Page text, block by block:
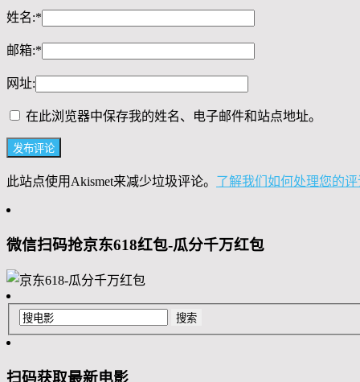
姓名:*
邮箱:*
网址:
在此浏览器中保存我的姓名、电子邮件和站点地址。
此站点使用Akismet来减少垃圾评论。 了解我们如何处理您的
微信扫码抢京东618红包-瓜分千万红包
扫码获取最新电影